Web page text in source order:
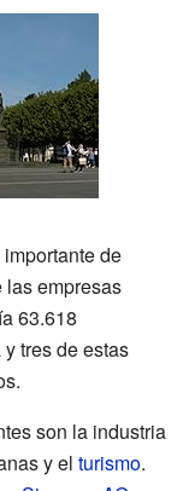
de
las empresas
63.618
tres de estas
son la industria
y el turismo.